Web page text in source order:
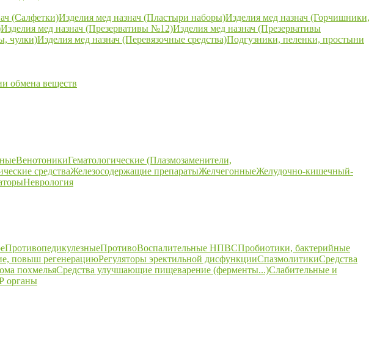
(Салфетки)Изделия мед назнач (Пластыри наборы)Изделия мед назнач (Горчишники,
Изделия мед назнач (Презервативы №12)Изделия мед назнач (Презервативы
чулки)Изделия мед назнач (Перевязочные средства)Подгузники, пеленки, простыни
обмена веществ
ВенотоникиГематологические (Плазмозаменители,
средстваЖелезосодержащие препаратыЖелчегонныеЖелудочно-кишечный-
Неврология
ПротивопедикулезныеПротивоВоспалительные НПВСПробиотики, бактерийные
повыш регенерациюРегуляторы эректильной дисфункцииСпазмолитикиСредства
похмельяСредства улучшающие пищеварение (ферменты...)Слабительные и
органы